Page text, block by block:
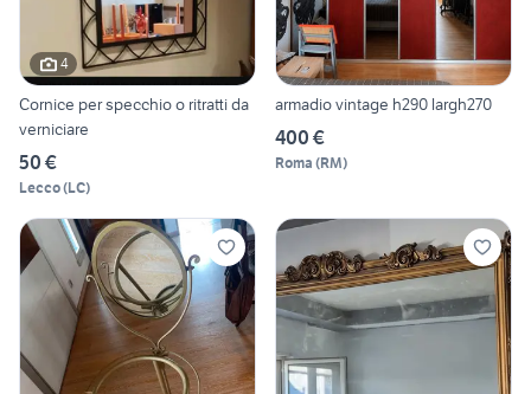
4
Cornice per specchio o ritratti da
verniciare
50 €
Lecco(LC)
armadio vintage h290 largh270
400 €
Roma (RM)